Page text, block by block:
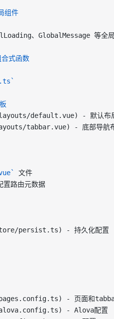
组件
、GlobalMessage 等全
式函数
default.vue) - 默认布
tabbar.vue) - 底部导航
文件
置路由元数据
persist.ts) - 持久化配置
) - 页面和
) - Alova配置